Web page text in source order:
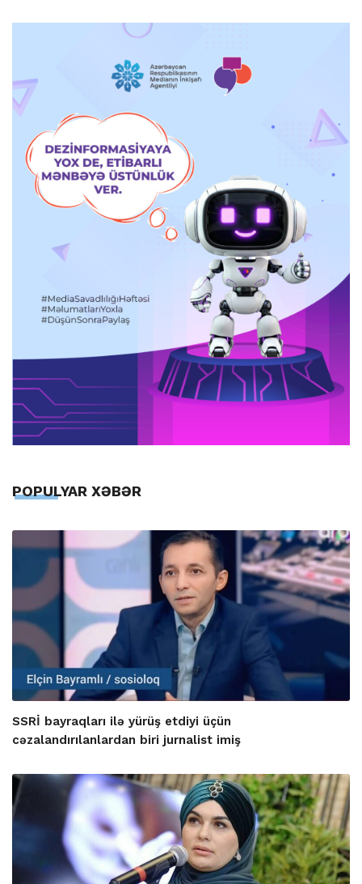
POPULYAR XƏBƏR
SSRİ bayraqları ilə yürüş etdiyi üçün
cəzalandırılanlardan biri jurnalist imiş